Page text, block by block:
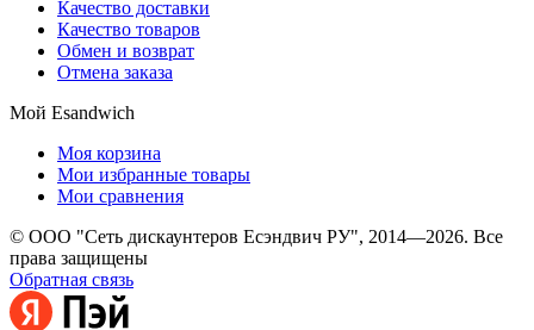
Качество доставки
Качество товаров
Обмен и возврат
Отмена заказа
Мой Esandwich
Моя корзина
Мои избранные товары
Мои сравнения
© ООО "Сеть дискаунтеров Есэндвич РУ", 2014—2026. Все
права защищены
Обратная связь